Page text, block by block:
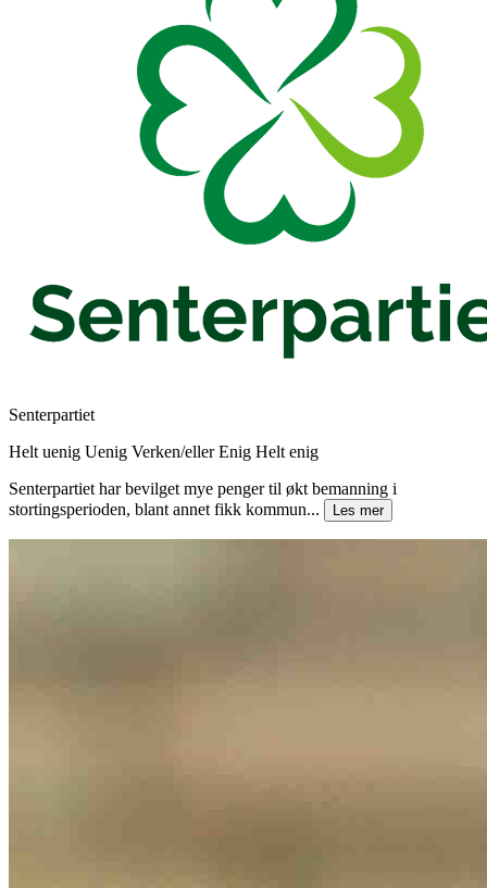
Senterpartiet
Helt uenig Uenig Verken/eller Enig Helt enig
Senterpartiet har bevilget mye penger til økt bemanning i
stortingsperioden, blant annet fikk kommun...
Les mer